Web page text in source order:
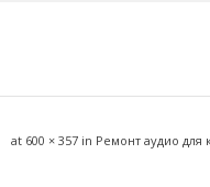
at 600 × 357 in Ремонт аудио для